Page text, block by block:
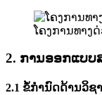
ໂຄງການທາງ
2. ການອອກແບບ
2.1 ຂໍ້ກໍານົດດ້ານວິຊ